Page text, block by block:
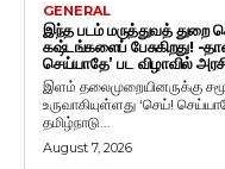
GENERAL
இந்த படம் மருத்துவத் துறை
கஷ்டங்களைப் பேசுகிறது! -
செய்யாதே’ பட விழாவில்
இளம் தலைமுறையினருக்கு
உருவாகியுள்ளது ‘செய்!
தமிழ்நாடு...
August 7, 2026